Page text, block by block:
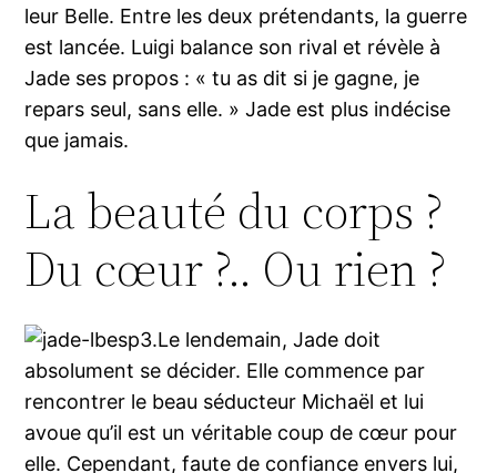
leur Belle. Entre les deux prétendants, la guerre
est lancée. Luigi balance son rival et révèle à
Jade ses propos : « tu as dit si je gagne, je
repars seul, sans elle. » Jade est plus indécise
que jamais.
La beauté du corps ?
Du cœur ?.. Ou rien ?
Le lendemain, Jade doit
absolument se décider. Elle commence par
rencontrer le beau séducteur Michaël et lui
avoue qu’il est un véritable coup de cœur pour
elle. Cependant, faute de confiance envers lui,